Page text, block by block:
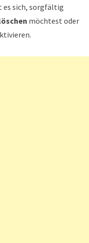
es sich, sorgfältig
möchtest oder